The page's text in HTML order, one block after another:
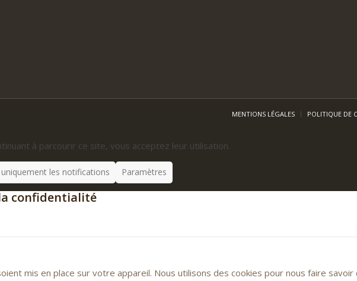
MENTIONS LÉGALES POLITIQUE DE
à parcourir ce site, vous acceptez leur utilisation.
les notifications Paramètres
confidentialité
mis en place sur votre appareil. Nous utilisons des cookies pour nous faire